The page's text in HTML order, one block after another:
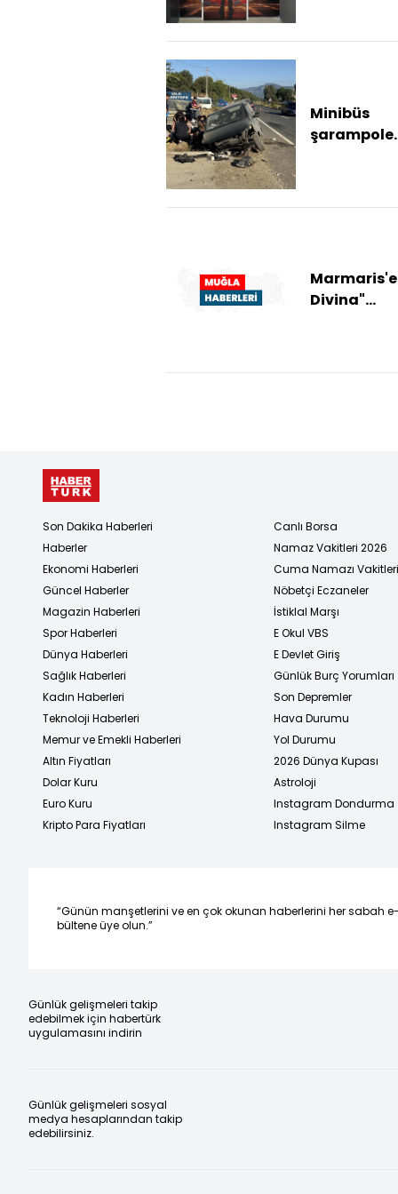
Minibüs
şarampole
Marmaris'e
Divina"
Son Dakika Haberleri
Haberler
Ekonomi Haberleri
Güncel Haberler
Magazin Haberleri
Spor Haberleri
Dünya Haberleri
Sağlık Haberleri
Kadın Haberleri
Teknoloji Haberleri
Memur ve Emekli Haberleri
Altın Fiyatları
Dolar Kuru
Euro Kuru
Kripto Para Fiyatları
Canlı Borsa
Namaz Vakitleri 2026
Cuma Namazı Vakitleri
Nöbetçi Eczaneler
İstiklal Marşı
E Okul VBS
E Devlet Giriş
Günlük Burç Yorumları
Son Depremler
Hava Durumu
Yol Durumu
2026 Dünya Kupası
Astroloji
Instagram Dondurma
Instagram Silme
“Günün manşetlerini ve en çok okunan haberlerini her sabah
bültene üye olun.”
Günlük gelişmeleri takip
edebilmek için habertürk
uygulamasını indirin
Günlük gelişmeleri sosyal
medya hesaplarından takip
edebilirsiniz.